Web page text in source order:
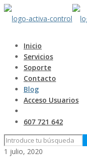
Inicio
Servicios
Soporte
Contacto
Blog
Acceso Usuarios
607 721 642
1 julio, 2020